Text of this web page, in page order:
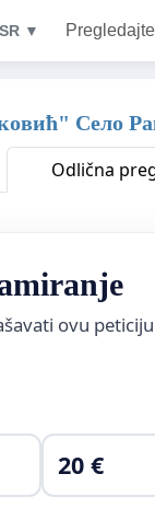
SR ▼
Село
Odlična
ovu
20 €